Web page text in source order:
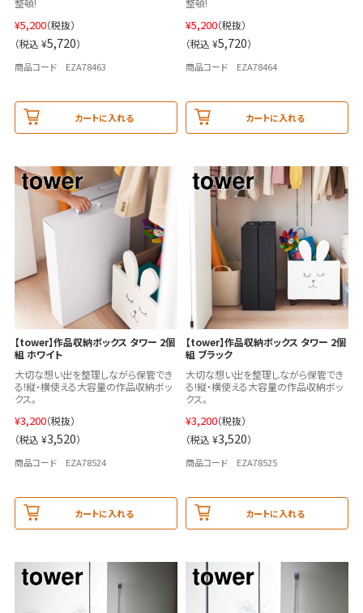
整頓!
¥5,200（税抜）
（税込 ¥5,720）
商品コード EZA78463
カートに入れる
整頓!
¥5,200（税抜）
（税込 ¥5,720）
商品コード EZA78464
カートに入れる
【tower】作品収納ボックス タワー 2個
組 ホワイト
大切な想い出を整理しながら保管でき
る!縦・横使える大容量の作品収納ボッ
クス。
¥3,200（税抜）
（税込 ¥3,520）
商品コード EZA78524
カートに入れる
【tower】作品収納ボックス タワー 2個
組 ブラック
大切な想い出を整理しながら保管でき
る!縦・横使える大容量の作品収納ボッ
クス。
¥3,200（税抜）
（税込 ¥3,520）
商品コード EZA78525
カートに入れる